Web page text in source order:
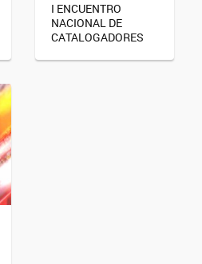
I ENCUENTRO
NACIONAL DE
CATALOGADORES